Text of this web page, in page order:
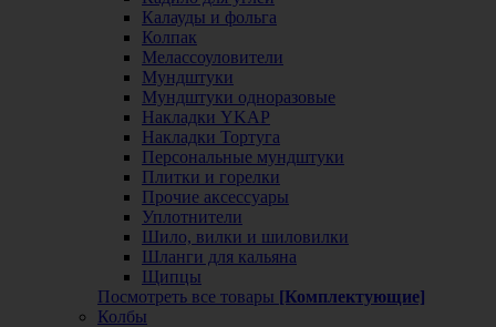
Калауды и фольга
Колпак
Мелассоуловители
Мундштуки
Мундштуки одноразовые
Накладки YKAP
Накладки Тортуга
Персональные мундштуки
Плитки и горелки
Прочие аксессуары
Уплотнители
Шило, вилки и шиловилки
Шланги для кальяна
Щипцы
Посмотреть все товары [Комплектующие]
Колбы